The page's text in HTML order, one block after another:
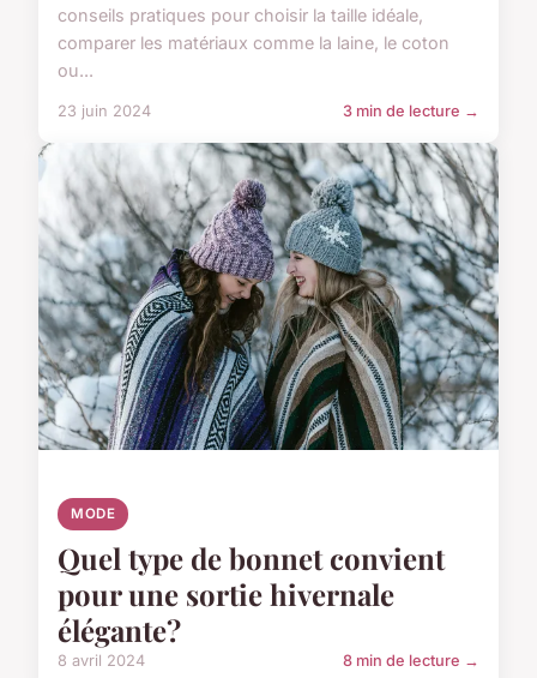
conseils pratiques pour choisir la taille idéale,
comparer les matériaux comme la laine, le coton
ou...
23 juin 2024 3 min de lecture →
MODE
Quel type de bonnet convient
pour une sortie hivernale
élégante?
8 avril 2024 8 min de lecture →